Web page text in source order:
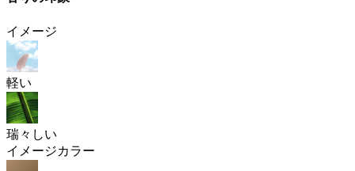
イメージ
軽い
瑞々しい
イメージカラー